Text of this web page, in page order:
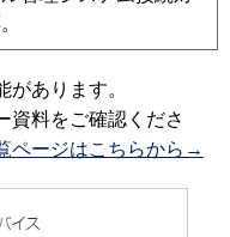
あります。
資料をご確認くださ
ページはこちらから→